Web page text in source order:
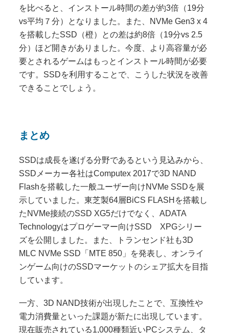
を比べると、インストール時間の差が約3倍（19分
vs平均７分）となりました。また、NVMe Gen3 x 4
を搭載したSSD（橙）との差は約8倍（19分vs 2.5
分）ほど開きがありました。今度、より高容量が必
要とされるゲームはもっとインストール時間が必要
です。SSDを利用することで、こうした状況を改善
できることでしょう。
まとめ
SSDは成長を遂げる分野であるという見込みから、
SSDメーカー各社はComputex 2017で3D NAND
Flashを搭載した一般ユーザー向けNVMe SSDを展
示していました。東芝製64層BiCS FLASHを搭載し
たNVMe接続のSSD XG5だけでなく、ADATA
Technologyはプロゲーマー向けSSD XPGシリー
ズを公開しました。また、トランセンド社も3D
MLC NVMe SSD「MTE 850」を発表し、オンライ
ンゲーム向けのSSDマーケットのシェア拡大を目指
しています。
一方、3D NAND技術が出現したことで、互換性や
電力消費量といった課題が新たに出現しています。
現在販売されている1,000種類近いPCシステム、タ